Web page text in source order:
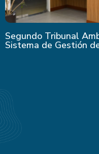
Segundo Tribunal
Sistema de Gestión